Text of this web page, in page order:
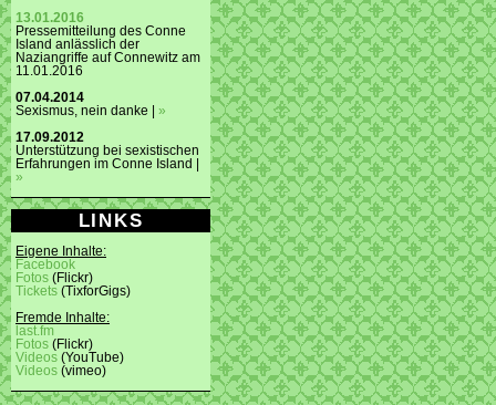
13.01.2016
Pressemitteilung des Conne
Island anlässlich der
Naziangriffe auf Connewitz am
11.01.2016
07.04.2014
Sexismus, nein danke | »
17.09.2012
Unterstützung bei sexistischen
Erfahrungen im Conne Island |
»
LINKS
Eigene Inhalte:
Facebook
Fotos (Flickr)
Tickets (TixforGigs)
Fremde Inhalte:
last.fm
Fotos (Flickr)
Videos (YouTube)
Videos (vimeo)